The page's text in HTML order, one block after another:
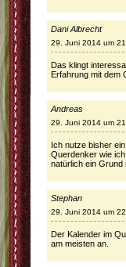
Dani Albrecht
29. Juni 2014 um
Das klingt
Erfahrung mit dem
Andreas
29. Juni 2014 um
Ich nutze bisher
Querdenker wie
natürlich ein Grund
Stephan
29. Juni 2014 um
Der Kalender im
am meisten an.